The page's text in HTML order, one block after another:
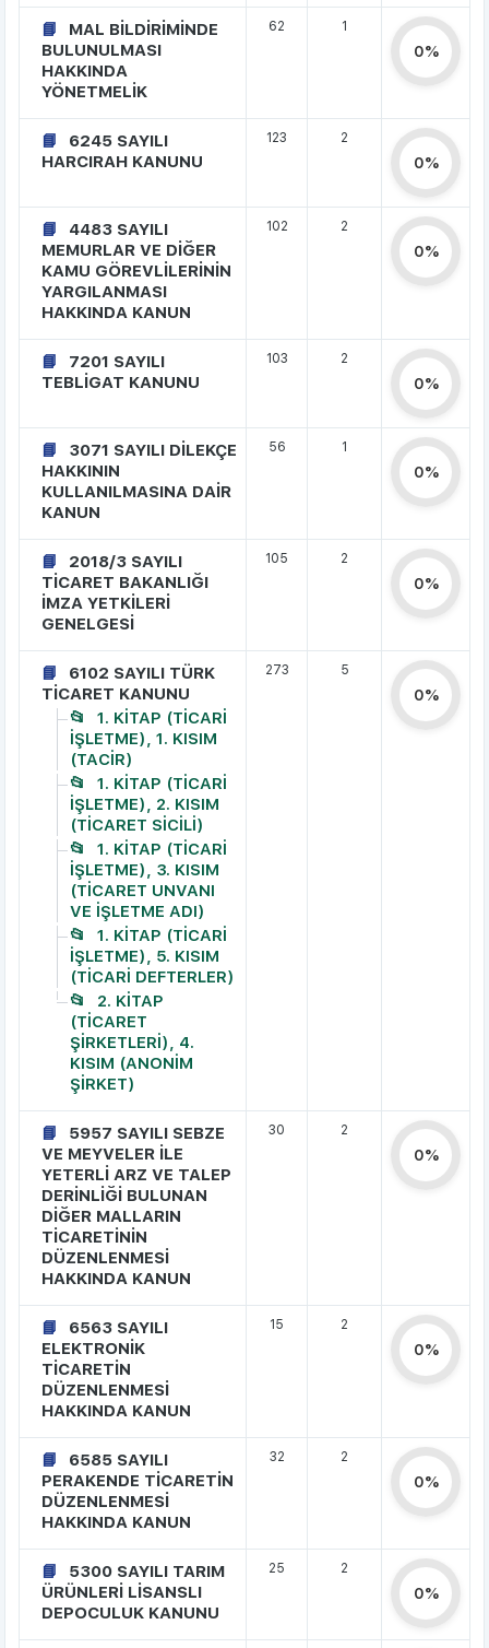
MAL BİLDİRİMİNDE
BULUNULMASI
HAKKINDA
YÖNETMELİK
62 1
0%
6245 SAYILI
HARCIRAH KANUNU
123 2
0%
4483 SAYILI
MEMURLAR VE DİĞER
KAMU GÖREVLİLERİNİN
YARGILANMASI
HAKKINDA KANUN
102 2
0%
7201 SAYILI
TEBLİGAT KANUNU
103 2
0%
3071 SAYILI DİLEKÇE
HAKKININ
KULLANILMASINA DAİR
KANUN
56 1
0%
2018/3 SAYILI
TİCARET BAKANLIĞI
İMZA YETKİLERİ
GENELGESİ
105 2
0%
6102 SAYILI TÜRK
TİCARET KANUNU
1. KİTAP (TİCARİ
İŞLETME), 1. KISIM
(TACİR)
1. KİTAP (TİCARİ
İŞLETME), 2. KISIM
(TİCARET SİCİLİ)
1. KİTAP (TİCARİ
İŞLETME), 3. KISIM
(TİCARET UNVANI
VE İŞLETME ADI)
1. KİTAP (TİCARİ
İŞLETME), 5. KISIM
(TİCARİ DEFTERLER)
2. KİTAP
(TİCARET
ŞİRKETLERİ), 4.
KISIM (ANONİM
ŞİRKET)
273 5
0%
5957 SAYILI SEBZE
VE MEYVELER İLE
YETERLİ ARZ VE TALEP
DERİNLİĞİ BULUNAN
DİĞER MALLARIN
TİCARETİNİN
DÜZENLENMESİ
HAKKINDA KANUN
30 2
0%
6563 SAYILI
ELEKTRONİK
TİCARETİN
DÜZENLENMESİ
HAKKINDA KANUN
15 2
0%
6585 SAYILI
PERAKENDE TİCARETİN
DÜZENLENMESİ
HAKKINDA KANUN
32 2
0%
5300 SAYILI TARIM
ÜRÜNLERİ LİSANSLI
DEPOCULUK KANUNU
25 2
0%